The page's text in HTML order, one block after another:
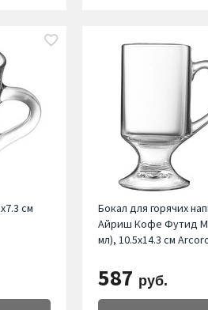
см
Бокал для горячих
Айриш Кофе Футид
мл), 10.5х14.3 см
587 руб.